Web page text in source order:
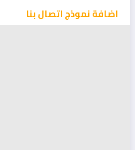
اضافة نموذج اتصال بنا